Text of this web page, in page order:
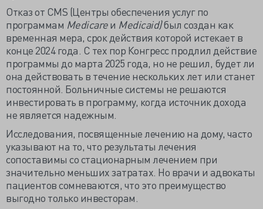
Отказ от CMS (Центры обеспечения услуг по
программам Medicareи Medicaid)был создан как
временная мера, срок действия которой истекает в
конце 2024 года. С тех пор Конгресс продлил действие
программы до марта 2025 года, но не решил, будет ли
она действовать в течение нескольких лет или станет
постоянной. Больничные системы не решаются
инвестировать в программу, когда источник дохода
не является надежным.
Исследования, посвященные лечению на дому, часто
указывают на то, что результаты лечения
сопоставимы со стационарным лечением при
значительно меньших затратах. Но врачи и адвокаты
пациентов сомневаются, что это преимущество
выгодно только инвесторам.